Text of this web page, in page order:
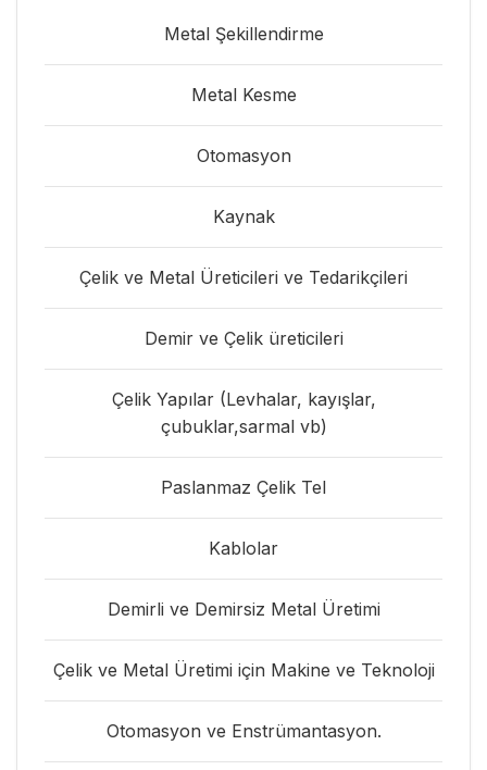
Metal Şekillendirme
Metal Kesme
Otomasyon
Kaynak
Çelik ve Metal Üreticileri ve Tedarikçileri
Demir ve Çelik üreticileri
Çelik Yapılar (Levhalar, kayışlar,
çubuklar,sarmal vb)
Paslanmaz Çelik Tel
Kablolar
Demirli ve Demirsiz Metal Üretimi
Çelik ve Metal Üretimi için Makine ve Teknoloji
Otomasyon ve Enstrümantasyon.